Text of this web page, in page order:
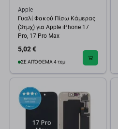
Apple
Γυαλί Φακού Πίσω Κάμερας
(3τμχ) για Apple iPhone 17
Pro, 17 Pro Max
5,02 €
ΣΕ ΑΠΌΘΕΜΑ 4 τεμ